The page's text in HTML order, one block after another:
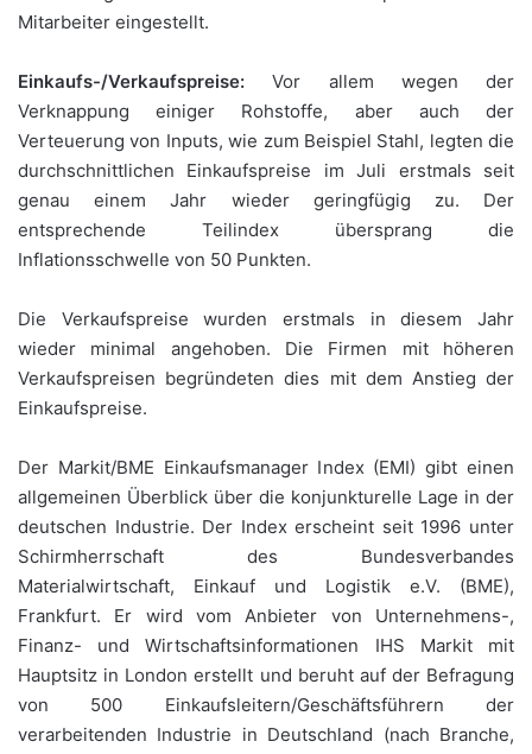
Mitarbeiter eingestellt.
Einkaufs-/Verkaufspreise: Vor allem wegen der
Verknappung einiger Rohstoffe, aber auch der
Verteuerung von Inputs, wie zum Beispiel Stahl, legten die
durchschnittlichen Einkaufspreise im Juli erstmals seit
genau einem Jahr wieder geringfügig zu. Der
entsprechende Teilindex übersprang die
Inflationsschwelle von 50 Punkten.
Die Verkaufspreise wurden erstmals in diesem Jahr
wieder minimal angehoben. Die Firmen mit höheren
Verkaufspreisen begründeten dies mit dem Anstieg der
Einkaufspreise.
Der Markit/BME Einkaufsmanager Index (EMI) gibt einen
allgemeinen Überblick über die konjunkturelle Lage in der
deutschen Industrie. Der Index erscheint seit 1996 unter
Schirmherrschaft des Bundesverbandes
Materialwirtschaft, Einkauf und Logistik e.V. (BME),
Frankfurt. Er wird vom Anbieter von Unternehmens-,
Finanz- und Wirtschaftsinformationen IHS Markit mit
Hauptsitz in London erstellt und beruht auf der Befragung
von 500 Einkaufsleitern/Geschäftsführern der
verarbeitenden Industrie in Deutschland (nach Branche,